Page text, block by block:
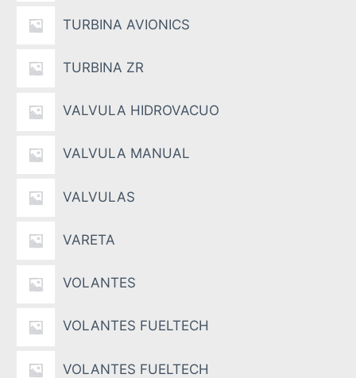
TURBINA AVIONICS
TURBINA ZR
VALVULA HIDROVACUO
VALVULA MANUAL
VALVULAS
VARETA
VOLANTES
VOLANTES FUELTECH
VOLANTES FUELTECH